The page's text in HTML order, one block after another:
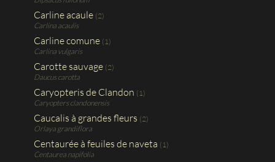
Carline acaule (2)
Carlina acaulis
Carline comune (1)
Carlina vulgaris
Carotte sauvage (2)
Daucus carotta
Caryopteris de Clandon (1)
Caryopters clandonensis
Caucalis à grandes fleurs (2)
Orlaya grandiflora
Centaurée à feuiles de naveta (1)
Centaurea napifolia